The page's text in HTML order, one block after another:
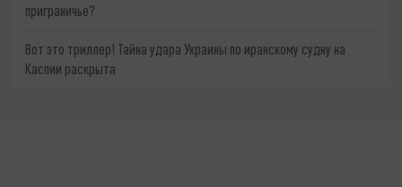
приграничье?
Вот это триллер! Тайна удара Украины по иранскому судну на
Каспии раскрыта